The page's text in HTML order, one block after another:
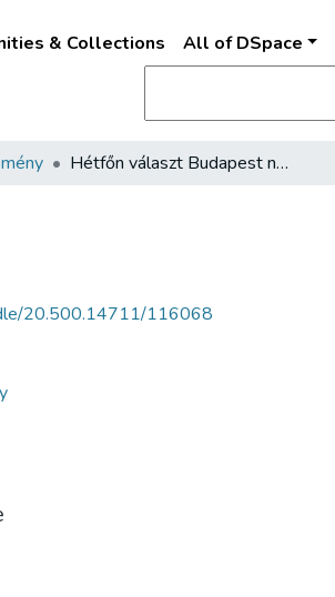
& Collections All of DSpace
Hétfőn választ Budapest népe
20.500.14711/116068